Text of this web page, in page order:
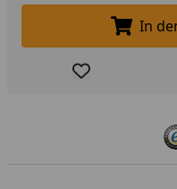
In
Produkt zur